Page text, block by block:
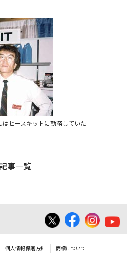
ヒースキットに勤務していた
記事一覧
個人情報保護方針 商標について